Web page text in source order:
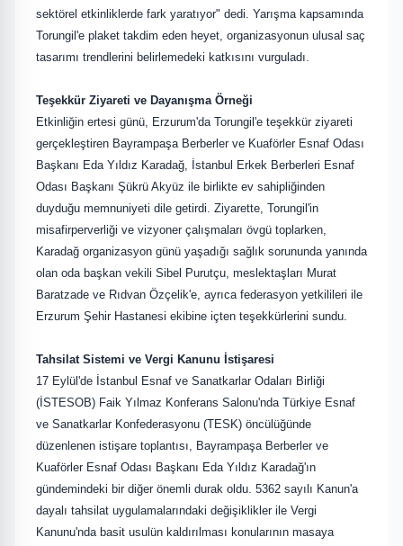
sektörel etkinliklerde fark yaratıyor" dedi. Yarışma kapsamında
Torungil'e plaket takdim eden heyet, organizasyonun ulusal saç
tasarımı trendlerini belirlemedeki katkısını vurguladı.
Teşekkür Ziyareti ve Dayanışma Örneği
Etkinliğin ertesi günü, Erzurum'da Torungil'e teşekkür ziyareti
gerçekleştiren Bayrampaşa Berberler ve Kuaförler Esnaf Odası
Başkanı Eda Yıldız Karadağ, İstanbul Erkek Berberleri Esnaf
Odası Başkanı Şükrü Akyüz ile birlikte ev sahipliğinden
duyduğu memnuniyeti dile getirdi. Ziyarette, Torungil'in
misafirperverliği ve vizyoner çalışmaları övgü toplarken,
Karadağ organizasyon günü yaşadığı sağlık sorununda yanında
olan oda başkan vekili Sibel Purutçu, meslektaşları Murat
Baratzade ve Rıdvan Özçelik'e, ayrıca federasyon yetkilileri ile
Erzurum Şehir Hastanesi ekibine içten teşekkürlerini sundu.
Tahsilat Sistemi ve Vergi Kanunu İstişaresi
17 Eylül'de İstanbul Esnaf ve Sanatkarlar Odaları Birliği
(İSTESOB) Faik Yılmaz Konferans Salonu'nda Türkiye Esnaf
ve Sanatkarlar Konfederasyonu (TESK) öncülüğünde
düzenlenen istişare toplantısı, Bayrampaşa Berberler ve
Kuaförler Esnaf Odası Başkanı Eda Yıldız Karadağ'ın
gündemindeki bir diğer önemli durak oldu. 5362 sayılı Kanun'a
dayalı tahsilat uygulamalarındaki değişiklikler ile Vergi
Kanunu'nda basit usulün kaldırılması konularının masaya